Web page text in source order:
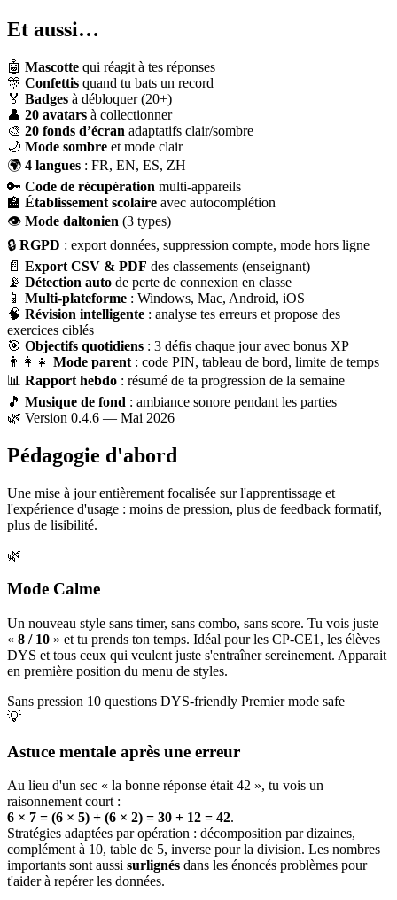
Et aussi…
🤖 Mascotte qui réagit à tes réponses
🎊 Confettis quand tu bats un record
🏅 Badges à débloquer (20+)
👤 20 avatars à collectionner
🎨 20 fonds d’écran adaptatifs clair/sombre
🌙 Mode sombre et mode clair
🌍 4 langues : FR, EN, ES, ZH
🔑 Code de récupération multi-appareils
🏫 Établissement scolaire avec autocomplétion
👁 Mode daltonien (3 types)
🔒 RGPD : export données, suppression compte, mode hors ligne
📄 Export CSV & PDF des classements (enseignant)
📡 Détection auto de perte de connexion en classe
📱 Multi-plateforme : Windows, Mac, Android, iOS
🧠 Révision intelligente : analyse tes erreurs et propose des
exercices ciblés
🎯 Objectifs quotidiens : 3 défis chaque jour avec bonus XP
👨‍👩‍👧 Mode parent : code PIN, tableau de bord, limite de temps
📊 Rapport hebdo : résumé de ta progression de la semaine
🎵 Musique de fond : ambiance sonore pendant les parties
🌿 Version 0.4.6 — Mai 2026
Pédagogie d'abord
Une mise à jour entièrement focalisée sur l'apprentissage et
l'expérience d'usage : moins de pression, plus de feedback formatif,
plus de lisibilité.
🌿
Mode Calme
Un nouveau style sans timer, sans combo, sans score. Tu vois juste
« 8 / 10 » et tu prends ton temps. Idéal pour les CP-CE1, les élèves
DYS et tous ceux qui veulent juste s'entraîner sereinement. Apparait
en première position du menu de styles.
Sans pression 10 questions DYS-friendly Premier mode safe
💡
Astuce mentale après une erreur
Au lieu d'un sec « la bonne réponse était 42 », tu vois un
raisonnement court :
6 × 7 = (6 × 5) + (6 × 2) = 30 + 12 = 42.
Stratégies adaptées par opération : décomposition par dizaines,
complément à 10, table de 5, inverse pour la division. Les nombres
importants sont aussi surlignés dans les énoncés problèmes pour
t'aider à repérer les données.